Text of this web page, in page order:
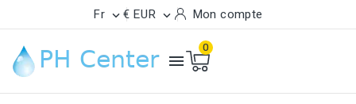
Fr  € EUR  Mon compte

0